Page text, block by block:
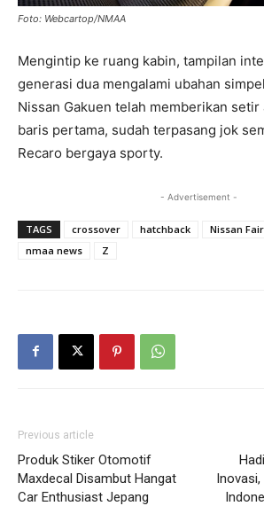
Foto: Webcartop/NMAA
Mengintip ke ruang kabin, tampilan
generasi dua mengalami ubahan
Nissan Gakuen telah memberikan setir
baris pertama, sudah terpasang jok
Recaro bergaya sporty.
- Advertisement -
TAGS crossover hatchback Nissan
nmaa news
Z
Previous article
Produk Stiker Otomotif
Maxdecal Disambut Hangat
Car Enthusiast Jepang